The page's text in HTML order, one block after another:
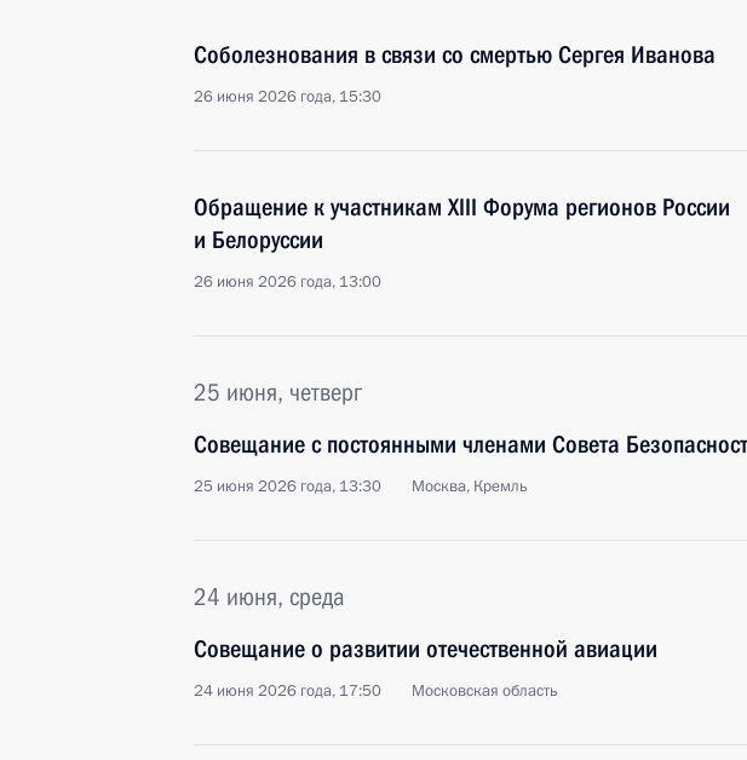
Соболезнования в связи со смертью Сергея Иванова
26 июня 2026 года, 15:30
Обращение к участникам XIII Форума регионов России
и Белоруссии
26 июня 2026 года, 13:00
25 июня, четверг
Совещание с постоянными членами Совета
25 июня 2026 года, 13:30 Москва, Кремль
24 июня, среда
Совещание о развитии отечественной авиации
24 июня 2026 года, 17:50 Московская область